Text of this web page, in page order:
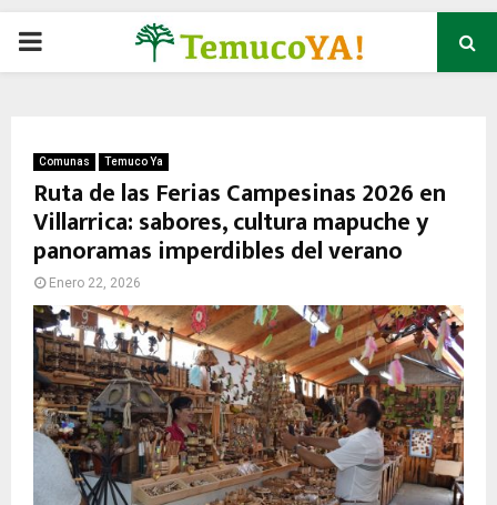
P
M
A
R
Y
Comunas Temuco Ya
Ruta de las Ferias Campesinas 2026 en
Villarrica: sabores, cultura mapuche y
panoramas imperdibles del verano
Enero 22, 2026